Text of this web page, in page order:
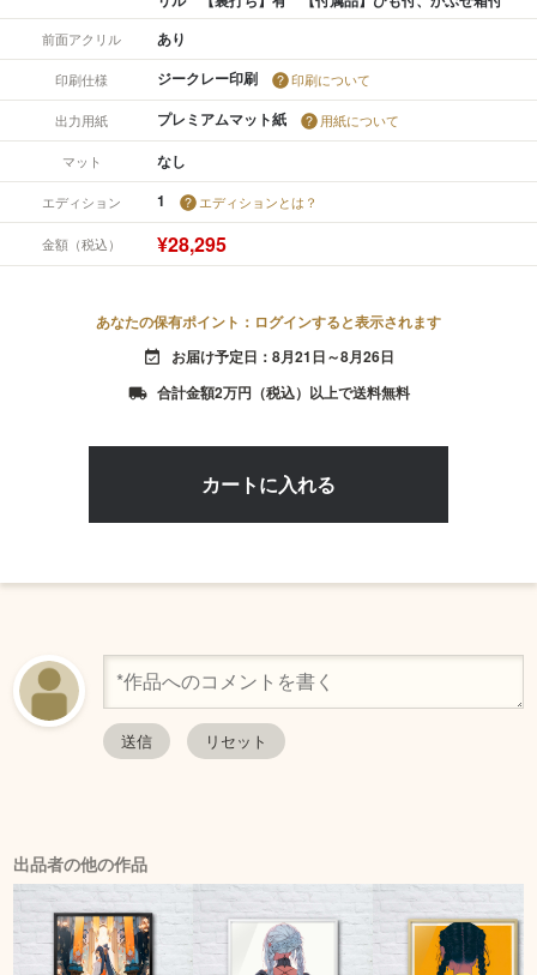
前面アクリル あり
印刷仕様 ジークレー印刷 印刷について
出力用紙 プレミアムマット紙 用紙について
マット なし
エディション 1 エディションとは？
金額（税込） ¥28,295
あなたの保有ポイント：ログインすると表示されます
event_available お届け予定日：8月21日～8月26日
local_shipping 合計金額2万円（税込）以上で送料無料
出品者の他の作品